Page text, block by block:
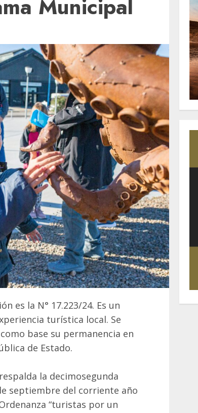
Municipal
es la N° 17.223/24. Es un
turística local. Se
base su permanencia en
de Estado.
la decimosegunda
septiembre del corriente año
“turistas por un